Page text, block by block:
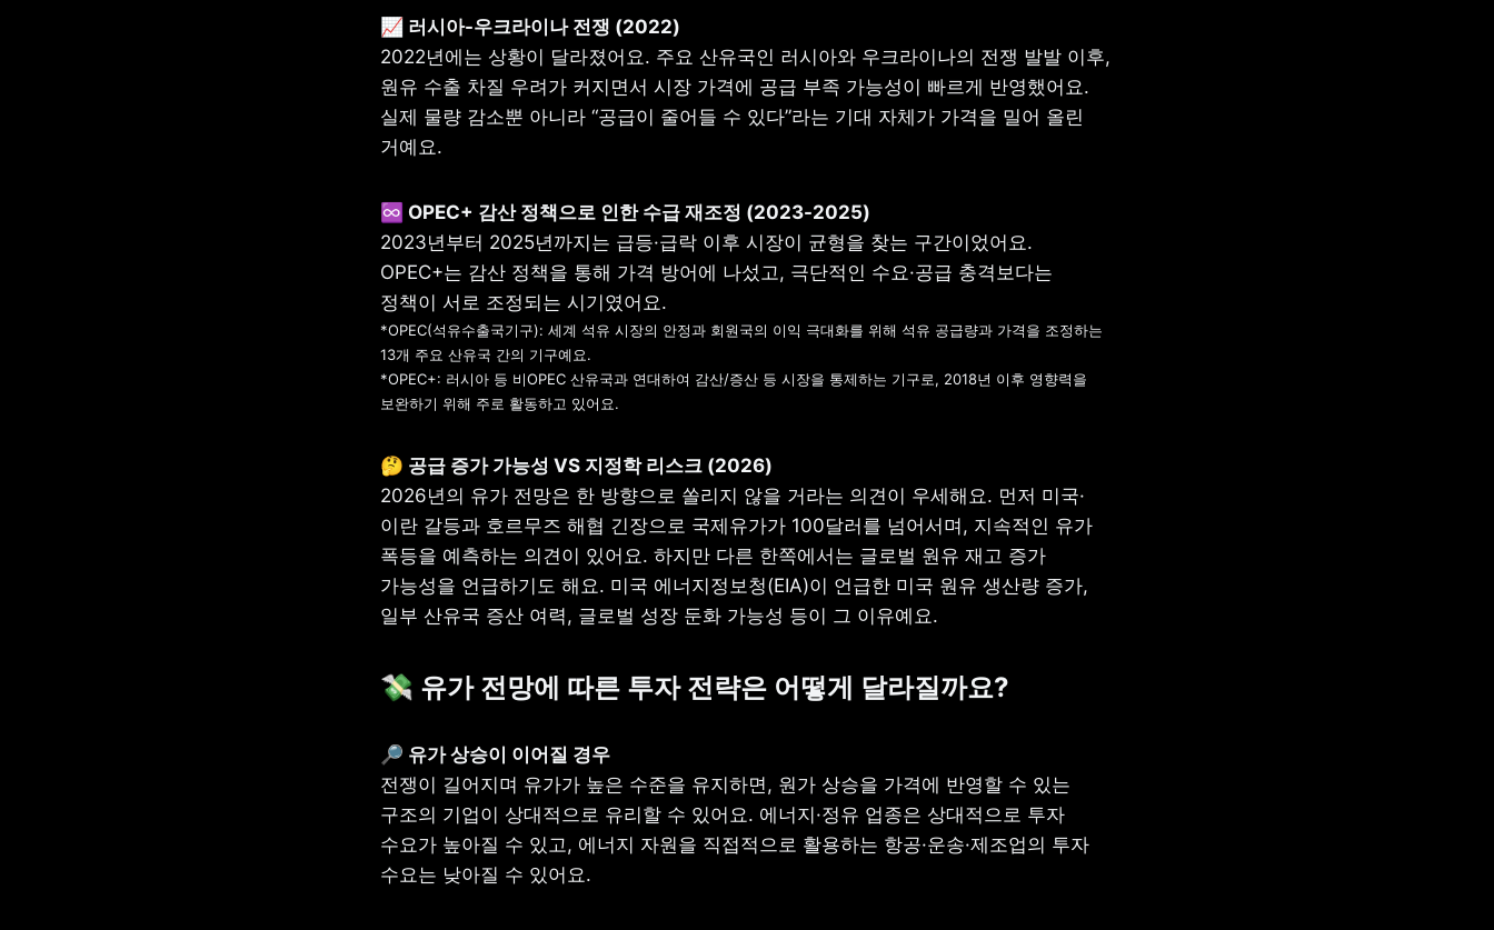
2022년에는 상황이 달라졌어요. 주요 산유국인 러시아와 우크라이나의 전쟁 발발 이후,
원유 수출 차질 우려가 커지면서 시장 가격에 공급 부족 가능성이 빠르게 반영했어요.
실제 물량 감소뿐 아니라 “공급이 줄어들 수 있다”라는 기대 자체가 가격을 밀어 올린
거예요.
2023년부터 2025년까지는 급등·급락 이후 시장이 균형을 찾는 구간이었어요.
OPEC+는 감산 정책을 통해 가격 방어에 나섰고, 극단적인 수요·공급 충격보다는
*OPEC(석유수출국기구): 세계 석유 시장의 안정과 회원국의 이익 극대화를 위해 석유 공급량과 가격을 조정하는
13개 주요 산유국 간의 기구예요.
*OPEC+: 러시아 등 비OPEC 산유국과 연대하여 감산/증산 등 시장을 통제하는 기구로, 2018년 이후 영향력을
보완하기 위해 주로 활동하고 있어요.
2026년의 유가 전망은 한 방향으로 쏠리지 않을 거라는 의견이 우세해요. 먼저 미국·
이란 갈등과 호르무즈 해협 긴장으로 국제유가가 100달러를 넘어서며, 지속적인 유가
폭등을 예측하는 의견이 있어요. 하지만 다른 한쪽에서는 글로벌 원유 재고 증가
가능성을 언급하기도 해요. 미국 에너지정보청(EIA)이 언급한 미국 원유 생산량 증가,
일부 산유국 증산 여력, 글로벌 성장 둔화 가능성 등이 그 이유예요.
💸 유가 전망에 따른 투자 전략은 어떻게 달라질까요?
전쟁이 길어지며 유가가 높은 수준을 유지하면, 원가 상승을 가격에 반영할 수 있는
구조의 기업이 상대적으로 유리할 수 있어요. 에너지·정유 업종은 상대적으로 투자
수요가 높아질 수 있고, 에너지 자원을 직접적으로 활용하는 항공·운송·제조업의 투자
수요는 낮아질 수 있어요.